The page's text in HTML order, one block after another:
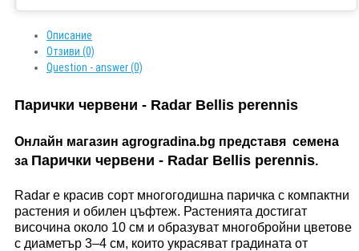
Описание
Отзиви (0)
Question - answer (0)
Парички червени - Radar Bellis perennis
Онлайн магазин agrogradina.bg представя семена
за Парички червени - Radar Bellis perennis.
Radar е красив сорт многогодишна паричка с компактни
растения и обилен цъфтеж. Растенията достигат
височина около 10 см и образуват многобройни цветове
с диаметър 3–4 см, които украсяват градината от